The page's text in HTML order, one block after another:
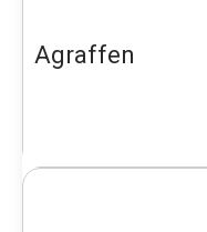
Agraffen